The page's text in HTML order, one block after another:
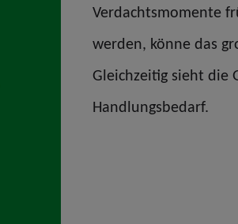
Verdachtsmomente
werden, könne das
Gleichzeitig sieht die
Handlungsbedarf.